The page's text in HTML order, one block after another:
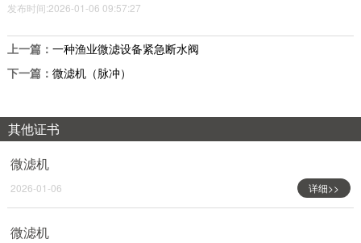
发布时间:2026-01-06 09:57:27
上一篇： 一种渔业微滤设备紧急断水阀
下一篇： 微滤机（脉冲）
其他证书
微滤机
2026-01-06 详细>>
微滤机